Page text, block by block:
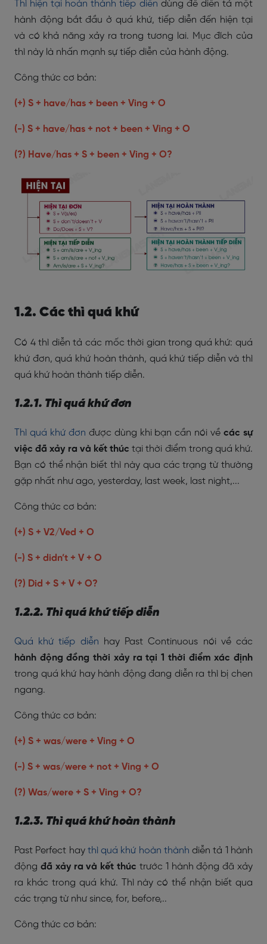
Thì hiện tại hoàn thành tiếp diễn dùng để diễn tả một
hành động bắt đầu ở quá khứ, tiếp diễn đến hiện tại
và có khả năng xảy ra trong tương lai. Mục đích của
thì này là nhấn mạnh sự tiếp diễn của hành động.
Công thức cơ bản:
(+) S + have/has + been + Ving + O
(-) S + have/has + not + been + Ving + O
(?) Have/has + S + been + Ving + O?
1.2. Các thì quá khứ
Có 4 thì diễn tả các mốc thời gian trong quá khứ: quá
khứ đơn, quá khứ hoàn thành, quá khứ tiếp diễn và thì
quá khứ hoàn thành tiếp diễn.
1.2.1. Thì quá khứ đơn
Thì quá khứ đơn được dùng khi bạn cần nói vềcác sự
việc đã xảy ra và kết thúc tại thời điểm trong quá khứ.
Bạn có thể nhận biết thì này qua các trạng từ thường
gặp nhất như ago, yesterday, last week, last night,...
Công thức cơ bản:
(+) S + V2/Ved + O
(-) S + didn’t + V + O
(?) Did + S + V + O?
1.2.2. Thì quá khứ tiếp diễn
Quá khứ tiếp diễn hay Past Continuous nói về các
hành động đồng thời xảy ra tại 1 thời điểm xác định
trong quá khứ hay hành động đang diễn ra thì bị chen
ngang.
Công thức cơ bản:
(+) S + was/were + Ving + O
(-) S + was/were + not + Ving + O
(?) Was/were + S + Ving + O?
1.2.3. Thì quá khứ hoàn thành
Past Perfect hay thì quá khứ hoàn thành diễn tả 1 hành
động đã xảy ra và kết thúc trước 1 hành động đã xảy
ra khác trong quá khứ. Thì này có thể nhận biết qua
các trạng từ như since, for, before,..
Công thức cơ bản: